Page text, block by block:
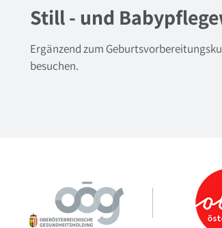
Still - und
Ergänzend zum
besuchen.